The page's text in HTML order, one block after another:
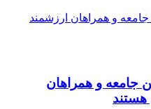
جامعه و همراهان
هستند